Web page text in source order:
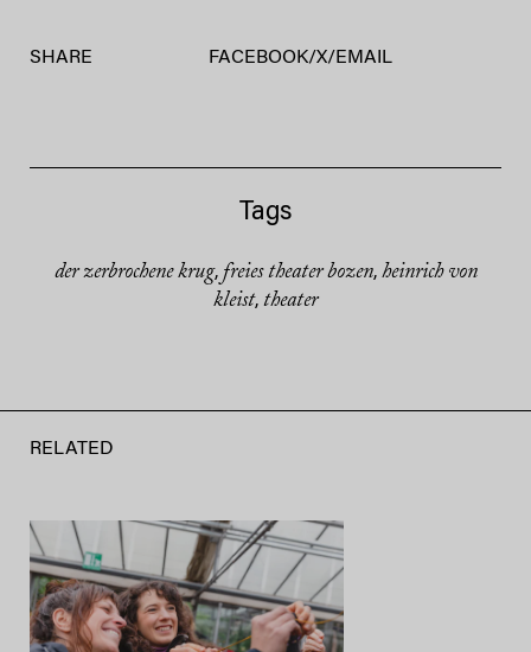
SHARE FACEBOOK/X/ EMAIL
Tags
der zerbrochene krug, freies theater bozen, heinrich von
kleist, theater
RELATED